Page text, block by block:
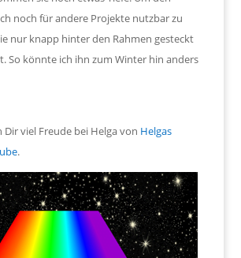
noch für andere Projekte nutzbar zu
nur knapp hinter den Rahmen gesteckt
So könnte ich ihn zum Winter hin anders
Dir viel Freude bei Helga von Helgas
.